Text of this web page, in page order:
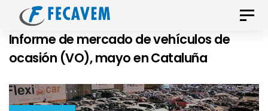
Skip
links
primary
navigation
Toggle
Informe de mercado de vehículos de
ocasión (VO), mayo en Cataluña